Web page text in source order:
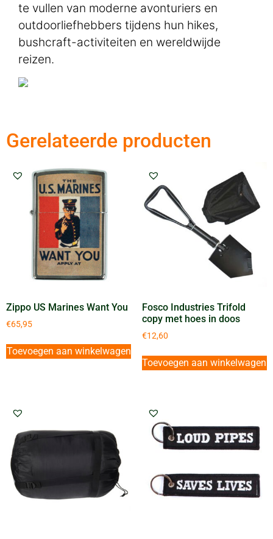
te vullen van moderne avonturiers en
outdoorliefhebbers tijdens hun hikes,
bushcraft-activiteiten en wereldwijde
reizen.
Gerelateerde producten
Zippo US Marines Want You
€65,95
Toevoegen aan winkelwagen
Fosco Industries Trifold
copy met hoes in doos
€12,60
Toevoegen aan winkelwagen